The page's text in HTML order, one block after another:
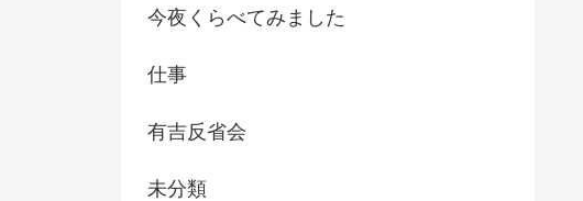
今夜くらべてみました
仕事
有吉反省会
未分類